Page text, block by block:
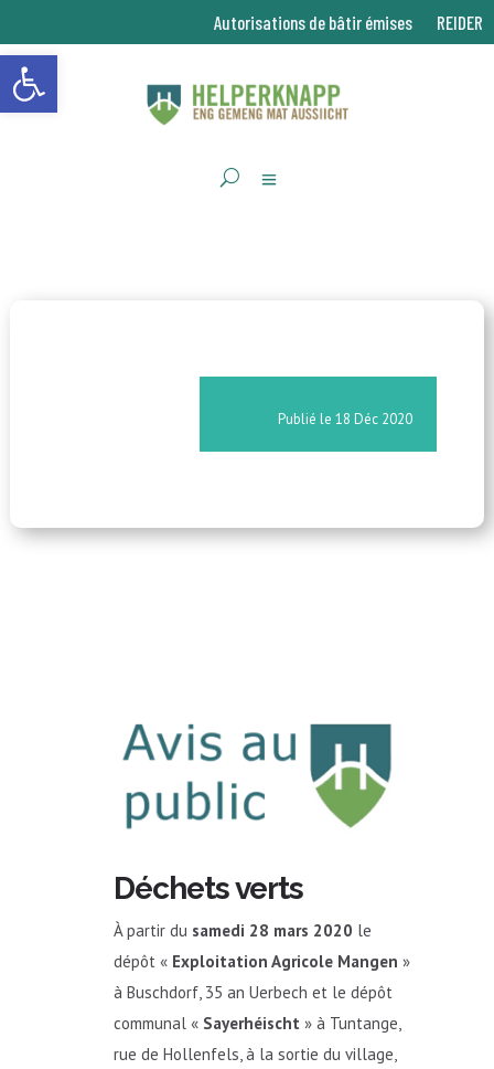
Ouvrir la barre d’outils
Autorisations de bâtir émises REIDER
18 Déc 2020
Déchets verts
À partir du samedi 28 mars 2020 le
dépôt « Exploitation Agricole Mangen »
à Buschdorf, 35 an Uerbech et le dépôt
communal « Sayerhéischt » à Tuntange,
rue de Hollenfels, à la sortie du village,